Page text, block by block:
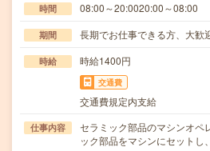
時間 08:00～20:0020:00～08:00
期間 長期でお仕事できる方、大歓
時給 時給1400円
交通費
交通費規定内支給
仕事内容
セラミック部品のマシンオペ
ック部品をマシンにセット